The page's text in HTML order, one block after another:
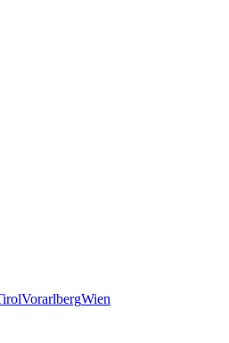
VorarlbergWien